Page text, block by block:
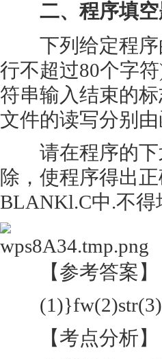
二、程序填空
下列给定程序
行不超过80个字
符串输入结束的
文件的读写分别由
请在程序的下
除，使程序得出
BLANKl.C中.不
【参考答案】
【考点分析】